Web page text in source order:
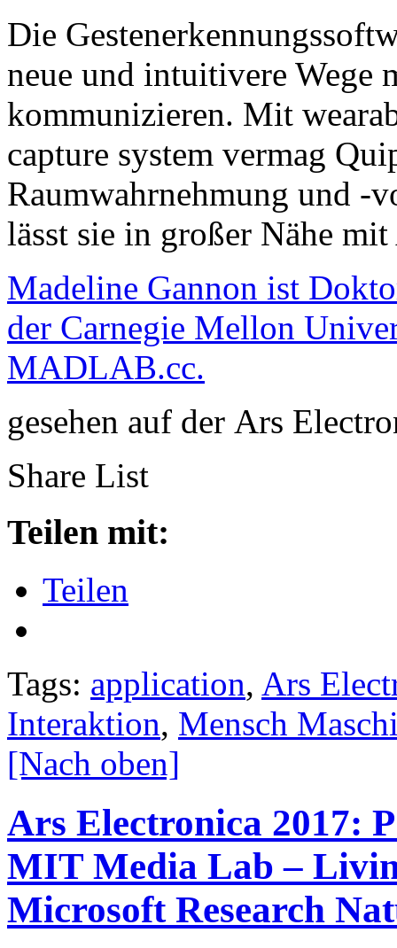
Die
neue und intuitivere Wege
kommunizieren. Mit
capture system vermag
Raumwahrnehmung und -
lässt sie in großer Nähe
Madeline Gannon ist
der Carnegie Mellon
MADLAB.cc.
gesehen auf der Ars
Share List
Teilen mit:
Teilen
Tags: application, Ars
Interaktion, Mensch
[Nach oben]
Ars Electronica 2017:
MIT Media Lab –
Microsoft Research